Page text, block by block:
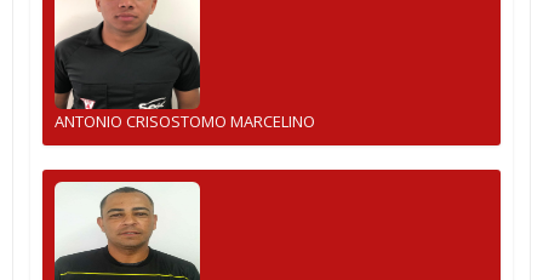
ANTONIO CRISOSTOMO MARCELINO